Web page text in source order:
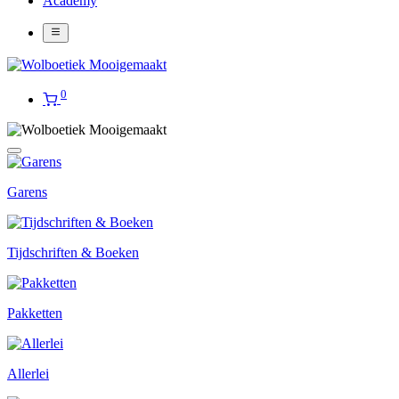
0
Garens
Tijdschriften & Boeken
Pakketten
Allerlei